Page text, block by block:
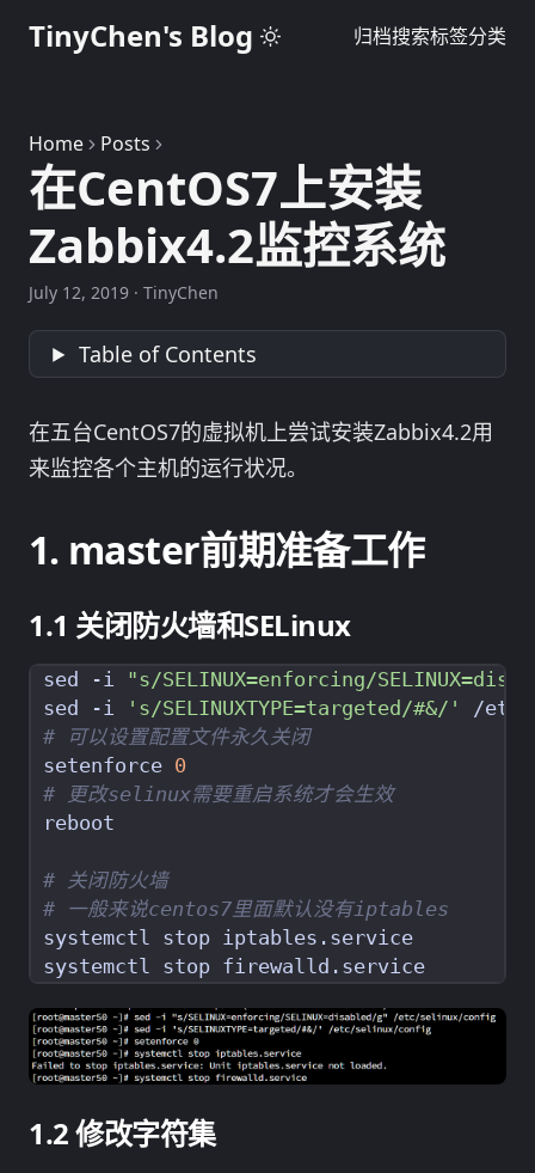
TinyChen's Blog 归档搜索标签分类
Home Posts
在CentOS7上安装
Zabbix4.2监控系统
July 12, 2019 · TinyChen
Table of Contents
在五台CentOS7的虚拟机上尝试安装Zabbix4.2用
来监控各个主机的运行状况。
master前期准备工作
关闭防火墙和SELinux
sed -i
"s/SELINUX=enforcing/
sed -i
's/SELINUXTYPE=targeted/#&/'
# 可以设置配置文件永久关闭
setenforce 0
# 更改selinux需要重启系统才会生效
# 关闭防火墙
# 一般来说centos7里面默认没有iptables
修改字符集